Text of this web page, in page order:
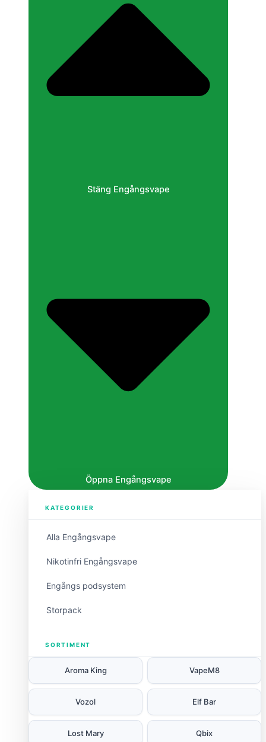
Stäng Engångsvape
Öppna Engångsvape
KATEGORIER
Alla Engångsvape
Nikotinfri Engångsvape
Engångs podsystem
Storpack
SORTIMENT
Aroma King VapeM8
Vozol Elf Bar
Lost Mary Qbix